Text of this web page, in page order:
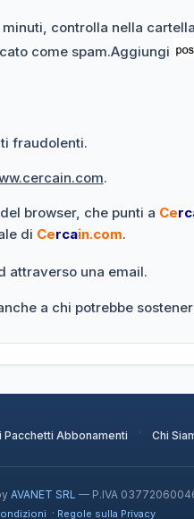
controlla nella
come spam.Aggiungi
fraudolenti.
.
browser, che punti a Ce
di Cercain.com.
attraverso una email.
a chi potrebbe
Pacchetti Abbonamenti · Chi
AVANET SRL — P.IVA
· Regole sulla Privacy